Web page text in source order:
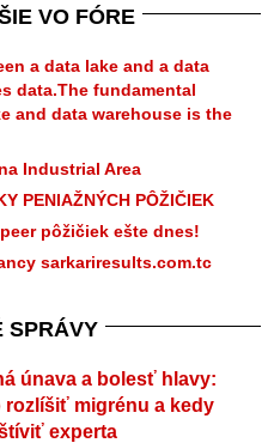
VO FÓRE
a data lake and a data
data.The fundamental
and data warehouse is the
Industrial Area
PENIAŽNÝCH PÔŽIČIEK
pôžičiek ešte dnes!
sarkariresults.com.tc
SPRÁVY
únava a bolesť hlavy:
rozlíšiť migrénu a kedy
experta